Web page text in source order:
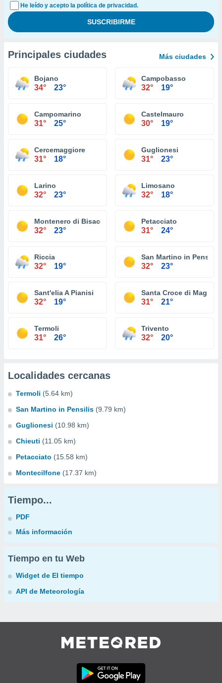
He leído y acepto la política de privacidad.
Principales ciudades Más ciudades
Bojano
34° 23°
Campobasso
32° 19°
Campomarino
31° 25°
Castelmauro
30° 19°
Cercemaggiore
31° 18°
Guglionesi
31° 23°
Larino
32° 23°
Limosano
32° 18°
Montenero di Bisaccia
32° 23°
Petacciato
31° 24°
Riccia
32° 19°
San Martino in Pensilis
32° 23°
Sant'elia A Pianisi
32° 19°
Santa Croce di
31° 21°
Termoli
31° 26°
Trivento
32° 20°
Localidades cercanas
Termoli (5.64 km)
San Martino in Pensilis (9.79 km)
Guglionesi (10.98 km)
Chieuti (11.05 km)
Petacciato (15.58 km)
Montecilfone (17.37 km)
Tiempo...
PDF
Más información
Tiempo en tu Web
Widget de El tiempo
API de Meteorología